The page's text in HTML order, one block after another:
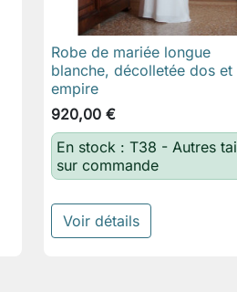
 Aperçu rapide
Robe de mariée longue
blanche, décolletée dos et
empire
920,00 €
En stock : T38 - Autres
sur commande
Voir détails